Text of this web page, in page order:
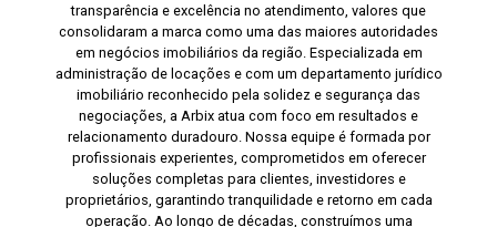
transparência e excelência no atendimento, valores que
consolidaram a marca como uma das maiores autoridades
em negócios imobiliários da região. Especializada em
administração de locações e com um departamento jurídico
imobiliário reconhecido pela solidez e segurança das
negociações, a Arbix atua com foco em resultados e
relacionamento duradouro. Nossa equipe é formada por
profissionais experientes, comprometidos em oferecer
soluções completas para clientes, investidores e
proprietários, garantindo tranquilidade e retorno em cada
operação. Ao longo de décadas, construímos uma